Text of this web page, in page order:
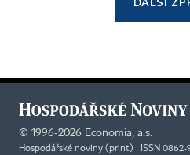
© 1996-2026 Economia, a.s.
Hospodářské noviny (print) ISSN 0862-